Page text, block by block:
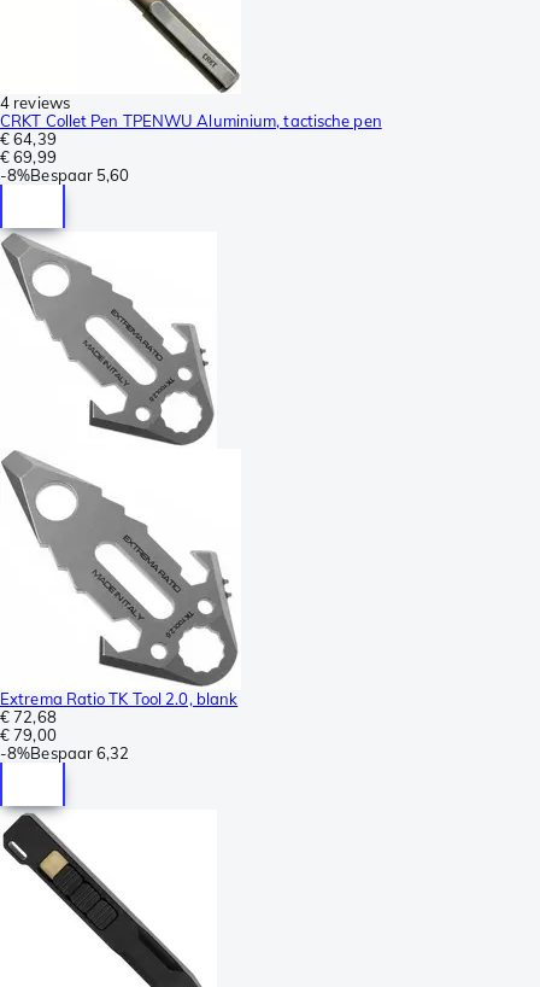
4 reviews
CRKT Collet Pen TPENWU Aluminium, tactische pen
€ 64,39
€ 69,99
-8%Bespaar 5,60
Extrema Ratio TK Tool 2.0, blank
€ 72,68
€ 79,00
-8%Bespaar6,32